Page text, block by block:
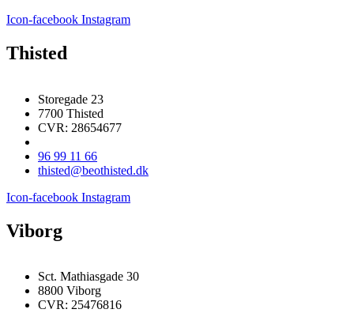
Icon-facebook Instagram
Thisted
Storegade 23
7700 Thisted
CVR: 28654677
96 99 11 66
thisted@beothisted.dk
Icon-facebook Instagram
Viborg
Sct. Mathiasgade 30
8800 Viborg
CVR: 25476816